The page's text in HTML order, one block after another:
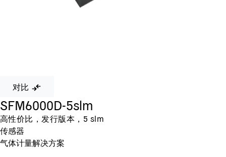
对比
SFM6000D-5slm
高性价比，发行版本，5 slm
传感器
气体计量解决方案